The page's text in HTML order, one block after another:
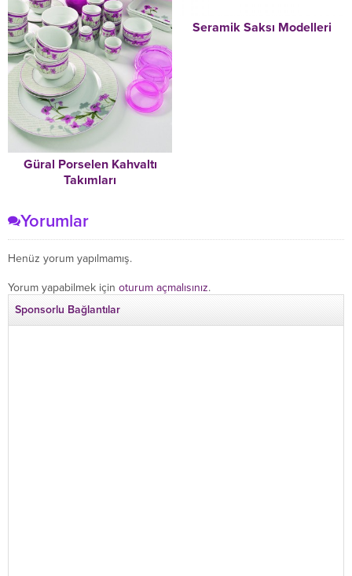
Güral Porselen Kahvaltı
Takımları
Yorumlar
Henüz yorum yapılmamış.
Yorum yapabilmek için oturum açmalısınız.
Sponsorlu Bağlantılar